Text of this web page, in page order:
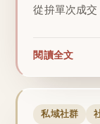
從拚單次成交
閱讀全文
私域社群